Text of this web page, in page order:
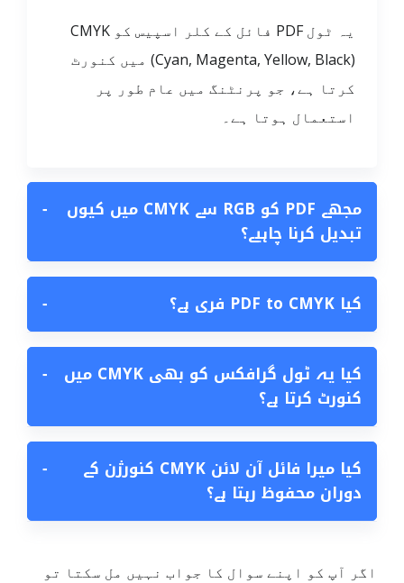
یہ ٹول PDF فائل کے کلر اسپیس کو CMYK
(Cyan, Magenta, Yellow, Black) میں کنورٹ
کرتا ہے، جو پرنٹنگ میں عام طور پر
استعمال ہوتا ہے۔
مجھے PDF کو RGB سے CMYK میں کیوں
تبدیل کرنا چاہیے؟
−
کیا PDF to CMYK فری ہے؟ −
کیا یہ ٹول گرافکس کو بھی CMYK میں
کنورٹ کرتا ہے؟
−
کیا میرا فائل آن لائن CMYK کنورژن کے
دوران محفوظ رہتا ہے؟
−
اگر آپ کو اپنے سوال کا جواب نہیں مل سکتا تو